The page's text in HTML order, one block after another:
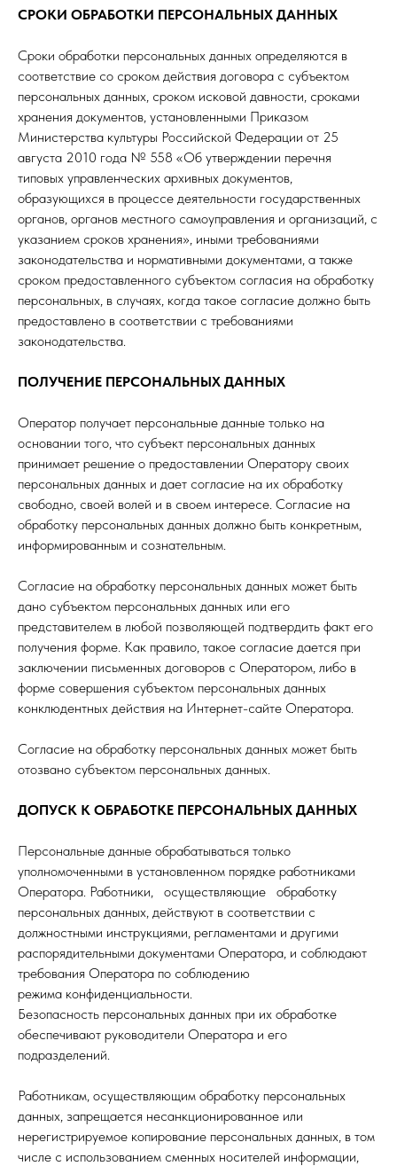
СРОКИ ОБРАБОТКИ ПЕРСОНАЛЬНЫХ ДАННЫХ
Сроки обработки персональных данных определяются в
соответствие со сроком действия договора с субъектом
персональных данных, сроком исковой давности, сроками
хранения документов, установленными Приказом
Министерства культуры Российской Федерации от 25
августа 2010 года № 558 «Об утверждении перечня
типовых управленческих архивных документов,
образующихся в процессе деятельности государственных
органов, органов местного самоуправления и организаций, с
указанием сроков хранения», иными требованиями
законодательства и нормативными документами, а также
сроком предоставленного субъектом согласия на обработку
персональных, в случаях, когда такое согласие должно быть
предоставлено в соответствии с требованиями
законодательства.
ПОЛУЧЕНИЕ ПЕРСОНАЛЬНЫХ ДАННЫХ
Оператор получает персональные данные только на
основании того, что субъект персональных данных
принимает решение о предоставлении Оператору своих
персональных данных и дает согласие на их обработку
свободно, своей волей и в своем интересе. Согласие на
обработку персональных данных должно быть конкретным,
информированным и сознательным.
Согласие на обработку персональных данных может быть
дано субъектом персональных данных или его
представителем в любой позволяющей подтвердить факт его
получения форме. Как правило, такое согласие дается при
заключении письменных договоров с Оператором, либо в
форме совершения субъектом персональных данных
конклюдентных действия на Интернет-сайте Оператора.
Согласие на обработку персональных данных может быть
отозвано субъектом персональных данных.
ДОПУСК К ОБРАБОТКЕ ПЕРСОНАЛЬНЫХ ДАННЫХ
Персональные данные обрабатываться только
уполномоченными в установленном порядке работниками
Оператора. Работники, осуществляющие обработку
персональных данных, действуют в соответствии с
должностными инструкциями, регламентами и другими
распорядительными документами Оператора, и соблюдают
требования Оператора по соблюдению
режима конфиденциальности.
Безопасность персональных данных при их обработке
обеспечивают руководители Оператора и его
подразделений.
Работникам, осуществляющим обработку персональных
данных, запрещается несанкционированное или
нерегистрируемое копирование персональных данных, в том
числе с использованием сменных носителей информации,